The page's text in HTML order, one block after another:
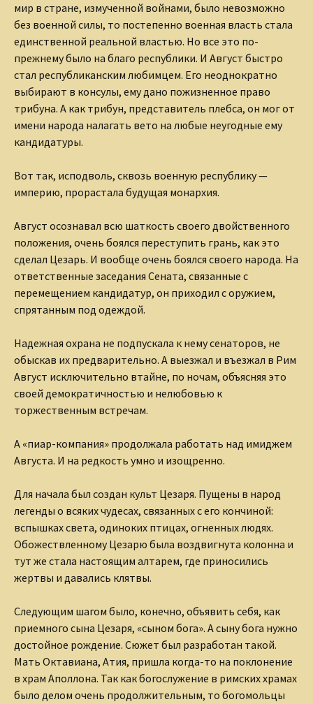
мир в стране, измученной войнами, было невозможно
без военной силы, то постепенно военная власть стала
единственной реальной властью. Но все это по-
прежнему было на благо республики. И Август быстро
стал республиканским любимцем. Его неоднократно
выбирают в консулы, ему дано пожизненное право
трибуна. А как трибун, представитель плебса, он мог от
имени народа налагать вето на любые неугодные ему
кандидатуры.
Вот так, исподволь, сквозь военную республику —
империю, прорастала будущая монархия.
Август осознавал всю шаткость своего двойственного
положения, очень боялся переступить грань, как это
сделал Цезарь. И вообще очень боялся своего народа. На
ответственные заседания Сената, связанные с
перемещением кандидатур, он приходил с оружием,
спрятанным под одеждой.
Надежная охрана не подпускала к нему сенаторов, не
обыскав их предварительно. А выезжал и въезжал в Рим
Август исключительно втайне, по ночам, объясняя это
своей демократичностью и нелюбовью к
торжественным встречам.
А «пиар-компания» продолжала работать над имиджем
Августа. И на редкость умно и изощренно.
Для начала был создан культ Цезаря. Пущены в народ
легенды о всяких чудесах, связанных с его кончиной:
вспышках света, одиноких птицах, огненных людях.
Обожествленному Цезарю была воздвигнута колонна и
тут же стала настоящим алтарем, где приносились
жертвы и давались клятвы.
Следующим шагом было, конечно, объявить себя, как
приемного сына Цезаря, «сыном бога». А сыну бога нужно
достойное рождение. Сюжет был разработан такой.
Мать Октавиана, Атия, пришла когда-то на поклонение
в храм Аполлона. Так как богослужение в римских храмах
было делом очень продолжительным, то богомольцы